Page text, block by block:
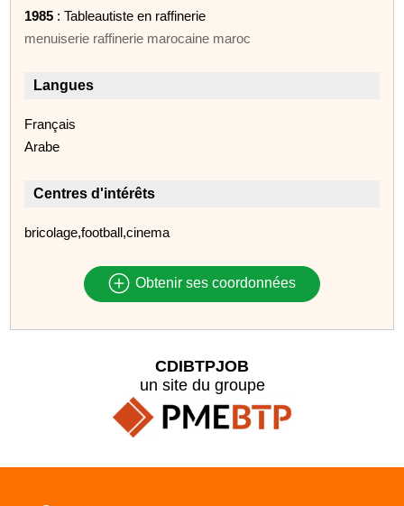
1985 : Tableautiste en raffinerie
menuiserie raffinerie marocaine maroc
Langues
Français
Arabe
Centres d'intérêts
bricolage,football,cinema
Obtenir ses coordonnées
CDIBTPJOB
un site du groupe